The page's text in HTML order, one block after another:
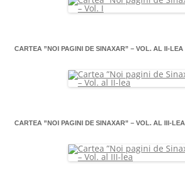
CARTEA ”NOI PAGINI DE SINAXAR” – VOL. AL II-LEA
CARTEA ”NOI PAGINI DE SINAXAR” – VOL. AL III-LEA